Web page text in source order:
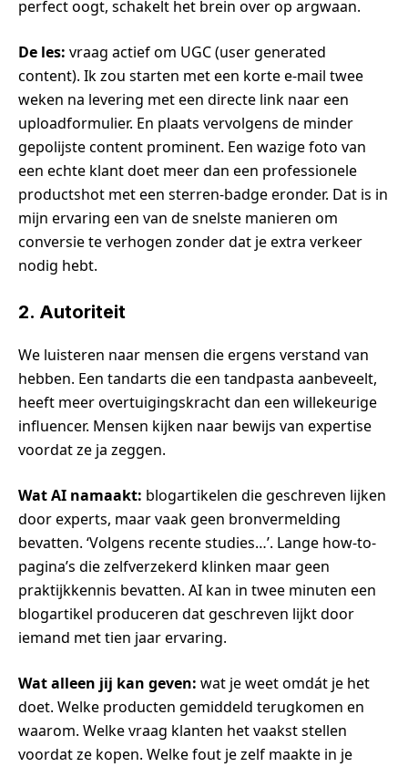
perfect oogt, schakelt het brein over op argwaan.
De les: vraag actief om UGC (user generated
content). Ik zou starten met een korte e-mail twee
weken na levering met een directe link naar een
uploadformulier. En plaats vervolgens de minder
gepolijste content prominent. Een wazige foto van
een echte klant doet meer dan een professionele
productshot met een sterren-badge eronder. Dat is in
mijn ervaring een van de snelste manieren om
conversie te verhogen zonder dat je extra verkeer
nodig hebt.
2. Autoriteit
We luisteren naar mensen die ergens verstand van
hebben. Een tandarts die een tandpasta aanbeveelt,
heeft meer overtuigingskracht dan een willekeurige
influencer. Mensen kijken naar bewijs van expertise
voordat ze ja zeggen.
Wat AI namaakt: blogartikelen die geschreven lijken
door experts, maar vaak geen bronvermelding
bevatten. ‘Volgens recente studies…’. Lange how-to-
pagina’s die zelfverzekerd klinken maar geen
praktijkkennis bevatten. AI kan in twee minuten een
blogartikel produceren dat geschreven lijkt door
iemand met tien jaar ervaring.
Wat alleen jij kan geven: wat je weet omdát je het
doet. Welke producten gemiddeld terugkomen en
waarom. Welke vraag klanten het vaakst stellen
voordat ze kopen. Welke fout je zelf maakte in je